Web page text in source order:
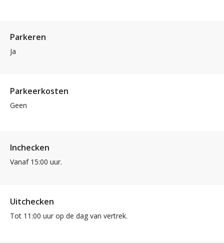
Parkeren
Ja
Parkeerkosten
Geen
Inchecken
Vanaf 15:00 uur.
Uitchecken
Tot 11:00 uur op de dag van vertrek.